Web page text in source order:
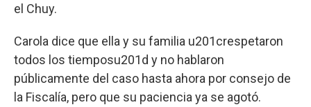
el Chuy.
Carola dice que ella y su familia u201crespetaron
todos los tiemposu201d y no hablaron
públicamente del caso hasta ahora por consejo de
la Fiscalía, pero que su paciencia ya se agotó.